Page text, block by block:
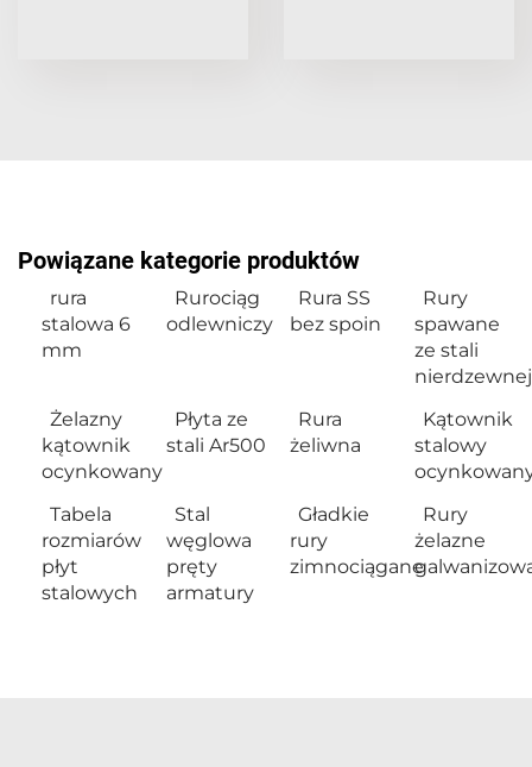
Powiązane kategorie produktów
rura
stalowa 6
mm
Rurociąg
odlewniczy
Rura SS
bez spoin
Rury
spawane
ze stali
nierdzewnej
Żelazny
kątownik
ocynkowany
Płyta ze
stali Ar500
Rura
żeliwna
Kątownik
stalowy
Tabela
rozmiarów
płyt
stalowych
Stal
węglowa
pręty
armatury
Gładkie
rury
zimnociągane
Rury
żelazne